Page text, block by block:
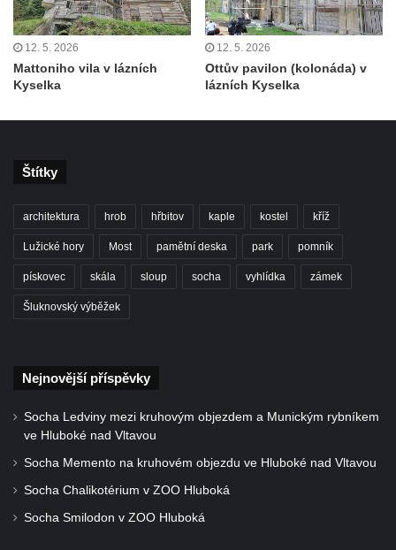
12. 5. 2026
Mattoniho vila v lázních
Kyselka
12. 5. 2026
Ottův pavilon (kolonáda) v
lázních Kyselka
Štítky
architektura hrob hřbitov kaple kostel kříž
Lužické hory Most pamětní deska park pomník
pískovec skála sloup socha vyhlídka zámek
Šluknovský výběžek
Nejnovější příspěvky
Socha Ledviny mezi kruhovým objezdem a Munickým rybníkem
ve Hluboké nad Vltavou
Socha Memento na kruhovém objezdu ve Hluboké nad Vltavou
Socha Chalikotérium v ZOO Hluboká
Socha Smilodon v ZOO Hluboká